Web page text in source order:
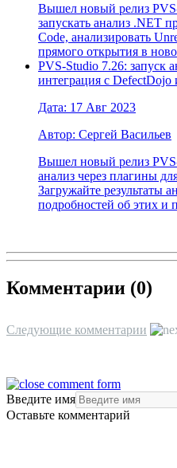
Вышел новый релиз
запускать анализ .NET
Code, анализировать
прямого открытия в
PVS-Studio 7.26: запуск
интеграция с DefectDojo
Дата: 17 Авг 2023
Автор: Сергей Васильев
Вышел новый релиз
анализ через плагины
Загружайте результаты
подробностей об этих
Комментарии (0)
Следующие комментарии
Введите имя
Оставьте комментарий